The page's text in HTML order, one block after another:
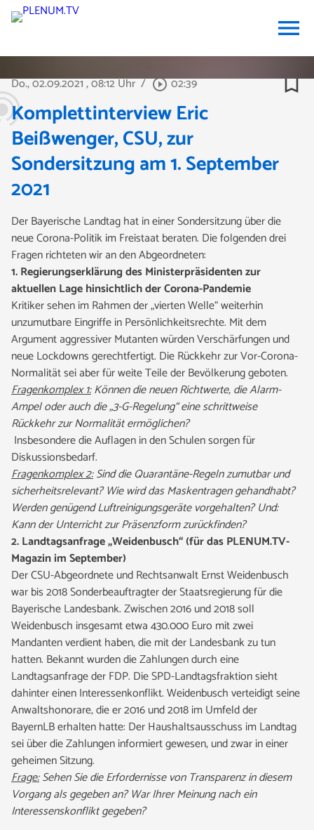
menu
Do., 02.09.2021, 08:12 Uhr / play_circle_outline02:39 bookmark_border
Komplettinterview Eric
Beißwenger, CSU, zur
Sondersitzung am 1. September
2021
Der Bayerische Landtag hat in einer Sondersitzung über die
neue Corona-Politik im Freistaat beraten. Die folgenden drei
Fragen richteten wir an den Abgeordneten:
1. Regierungserklärung des Ministerpräsidenten zur
aktuellen Lage hinsichtlich der Corona-Pandemie
Kritiker sehen im Rahmen der „vierten Welle“ weiterhin
unzumutbare Eingriffe in Persönlichkeitsrechte. Mit dem
Argument aggressiver Mutanten würden Verschärfungen und
neue Lockdowns gerechtfertigt. Die Rückkehr zur Vor-Corona-
Normalität sei aber für weite Teile der Bevölkerung geboten.
Fragenkomplex 1:Können die neuen Richtwerte, die Alarm-
Ampel oder auch die „3-G-Regelung“ eine schrittweise
Rückkehr zur Normalität ermöglichen?
Insbesondere die Auflagen in den Schulen sorgen für
Diskussionsbedarf.
Fragenkomplex 2:Sind die Quarantäne-Regeln zumutbar und
sicherheitsrelevant? Wie wird das Maskentragen gehandhabt?
Werden genügend Luftreinigungsgeräte vorgehalten? Und:
Kann der Unterricht zur Präsenzform zurückfinden?
2.Landtagsanfrage „Weidenbusch“ (für das PLENUM.TV-
Magazin im September)
Der CSU-Abgeordnete und Rechtsanwalt Ernst Weidenbusch
war bis 2018 Sonderbeauftragter der Staatsregierung für die
Bayerische Landesbank. Zwischen 2016 und 2018 soll
Weidenbusch insgesamt etwa 430.000 Euro mit zwei
Mandanten verdient haben, die mit der Landesbank zu tun
hatten. Bekannt wurden die Zahlungen durch eine
Landtagsanfrage der FDP. Die SPD-Landtagsfraktion sieht
dahinter einen Interessenkonflikt. Weidenbusch verteidigt seine
Anwaltshonorare, die er 2016 und 2018 im Umfeld der
BayernLB erhalten hatte: Der Haushaltsausschuss im Landtag
sei über die Zahlungen informiert gewesen, und zwar in einer
geheimen Sitzung.
Frage:Sehen Sie die Erfordernisse von Transparenz in diesem
Vorgang als gegeben an? War Ihrer Meinung nach ein
Interessenskonflikt gegeben?